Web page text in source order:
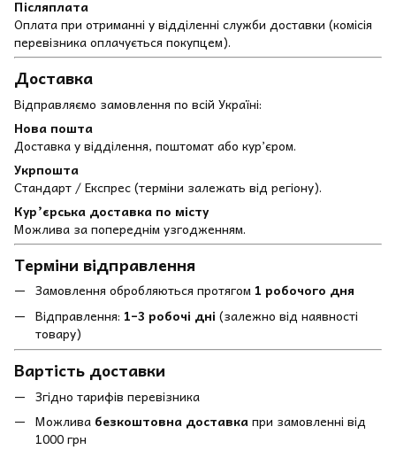
Післяплата
Оплата при отриманні у відділенні служби доставки (комісія
перевізника оплачується покупцем).
Доставка
Відправляємо замовлення по всій Україні:
Нова пошта
Доставка у відділення, поштомат або кур’єром.
Укрпошта
Стандарт / Експрес (терміни залежать від регіону).
Кур’єрська доставка по місту
Можлива за попереднім узгодженням.
Терміни відправлення
Замовлення обробляються протягом 1 робочого дня
Відправлення: 1–3 робочі дні (залежно від наявності
товару)
Вартість доставки
Згідно тарифів перевізника
Можлива безкоштовна доставкапри замовленні від
1000 грн